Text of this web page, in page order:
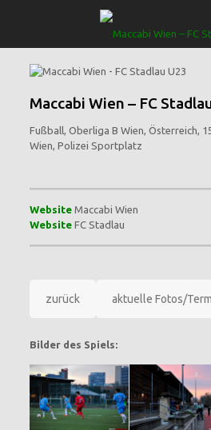
Maccabi Wien – FC
Fußball, Oberliga B Wien, Österreich,
Wien, Polizei Sportplatz
WebsiteMaccabi Wien
WebsiteFC Stadlau
zurück aktuelle Fotos/
Bilder des Spiels: